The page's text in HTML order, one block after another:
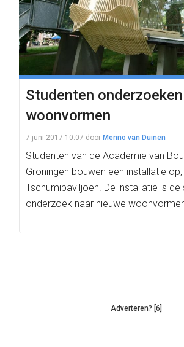
Studenten onderzoeken
woonvormen
7 juni 2017 10:07 door Menno van Duinen
Studenten van de Academie van
Groningen bouwen een installatie
Tschumipaviljoen. De installatie is de
onderzoek naar nieuwe
Adverteren? [6]